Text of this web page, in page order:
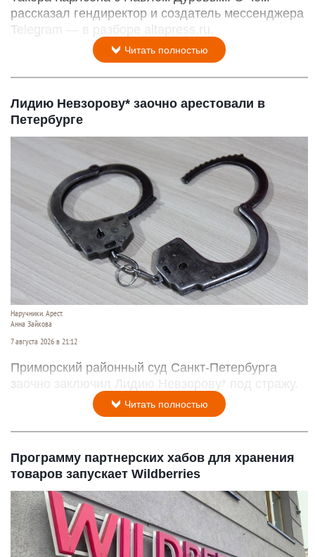
рассказал гендиректор и создатель мессенджера
Telegram — в разборе altapress.ru.
Читать полностью
Лидию Невзорову* заочно арестовали в
Петербурге
Наручники. Арест.
Анна Зайкова
7 августа 2026 в 21:12
Приморский районный суд Санкт-Петербурга
заочно заключил Лидию Невзорову* под стражу.
Читать полностью
Программу партнерских хабов для хранения
товаров запускает Wildberries